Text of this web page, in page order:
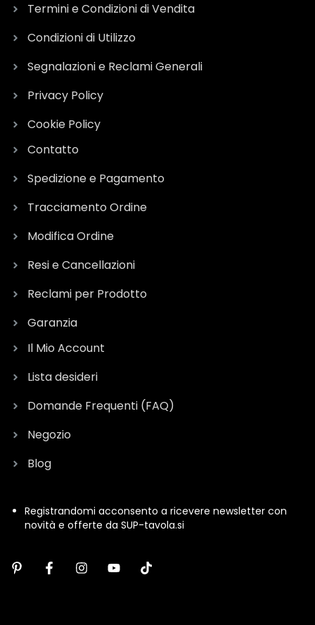
Termini e Condizioni di Vendita
Condizioni di Utilizzo
Segnalazioni e Reclami Generali
Privacy Policy
Cookie Policy
Contatto
Spedizione e Pagamento
Tracciamento Ordine
Modifica Ordine
Resi e Cancellazioni
Reclami per Prodotto
Garanzia
Il Mio Account
Lista desideri
Domande Frequenti (FAQ)
Negozio
Blog
Registrandomi acconsento a ricevere newsletter con
novità e offerte da SUP-tavola.si